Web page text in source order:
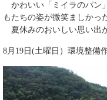
かわいい「ミイラのパン
もたちの姿が微笑ましかっ
夏休みのおいしい思い出
8月19日(土曜日）環境整備